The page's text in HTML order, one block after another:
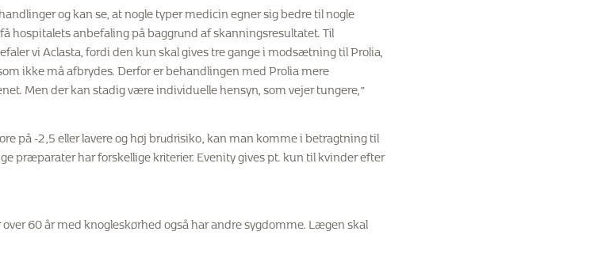
og kan se, at nogle typer medicin egner sig bedre til nogle
hospitalets anbefaling på baggrund af skanningsresultatet. Til
vi Aclasta, fordi den kun skal gives tre gange i modsætning til Prolia,
ikke må afbrydes. Derfor er behandlingen med Prolia mere
Men der kan stadig være individuelle hensyn, som vejer tungere,”
på -2,5 eller lavere og høj brudrisiko, kan man komme i betragtning til
præparater har forskellige kriterier. Evenity gives pt. kun til kvinder efter
60 år med knogleskørhed også har andre sygdomme. Lægen skal